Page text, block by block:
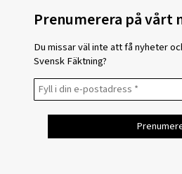
Prenumerera på vårt
Du missar väl inte att få nyheter
Svensk Fäktning?